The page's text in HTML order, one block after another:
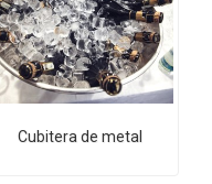
Cubitera de metal